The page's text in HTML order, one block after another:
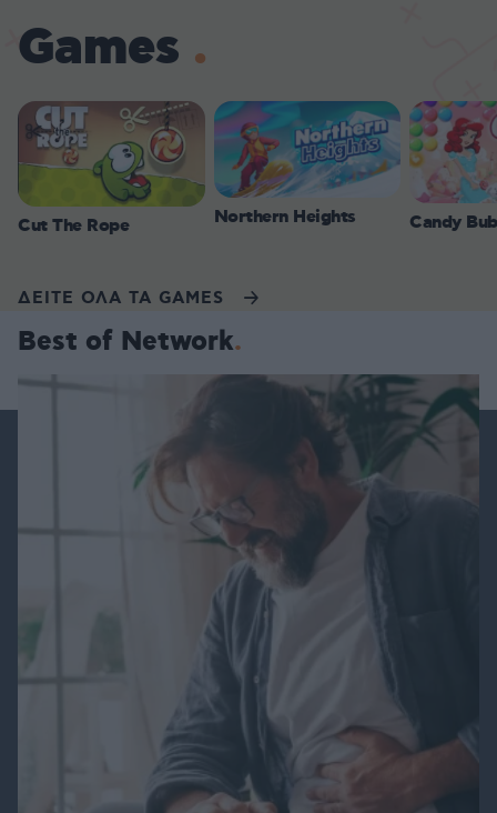
Games
Cut The Rope Northern Heights Candy
ΔΕΙΤΕ ΟΛΑ ΤΑ GAMES
Best of Network